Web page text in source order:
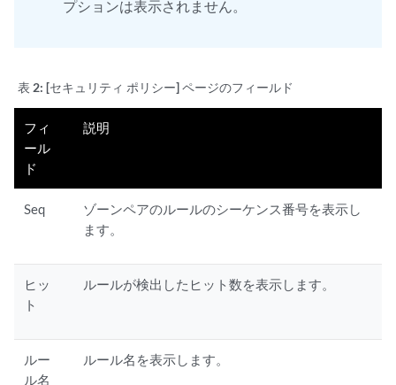
プションは表示されません。
表 2: [セキュリティ ポリシー] ページのフィールド
フィ
ール
ド
説明
Seq
ゾーンペアのルールのシーケンス番号を表示し
ます。
ヒッ
ト
ルールが検出したヒット数を表示します。
ルー
ル名
ルール名を表示します。